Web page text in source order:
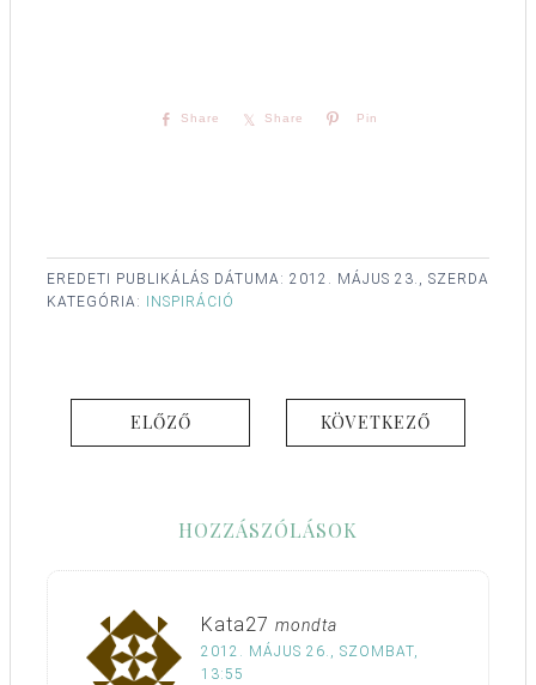
Share Share Pin
EREDETI PUBLIKÁLÁS DÁTUMA: 2012. MÁJUS 23., SZERDA
KATEGÓRIA:
INSPIRÁCIÓ
ELŐZŐ KÖVETKEZŐ
HOZZÁSZÓLÁSOK
Kata27 mondta
2012. MÁJUS 26., SZOMBAT,
13:55